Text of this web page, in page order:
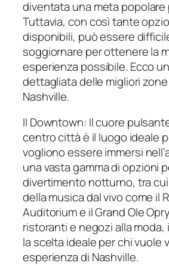
diventata una meta popolare
Tuttavia, con così tante
disponibili, può essere
soggiornare per ottenere la
esperienza possibile. Ecco
dettagliata delle migliori
Nashville.
Il Downtown: Il cuore
centro città è il luogo ideale
vogliono essere immersi
una vasta gamma di opzioni
divertimento notturno, tra
della musica dal vivo come il
Auditorium e il Grand Ole
ristoranti e negozi alla
la scelta ideale per chi vuole
esperienza di Nashville.